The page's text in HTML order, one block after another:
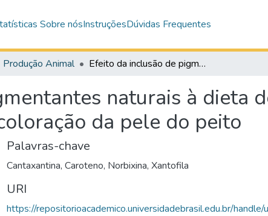
Sobre nósInstruçõesDúvidas Frequentes
Produção Animal Efeito da inclusão de pigmentantes naturais à dieta de frangos de corte sobre o desempenho. e coloração da pele do peito
naturais à dieta
da pele do peito
Palavras-chave
Cantaxantina, Caroteno, Norbixina, Xantofila
URI
https://repositorioacademico.universidadebrasil.edu.br/